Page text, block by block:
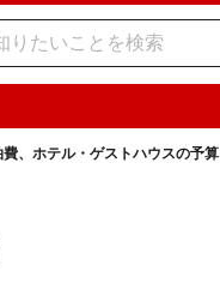
費、ホテル・ゲストハウスの予算